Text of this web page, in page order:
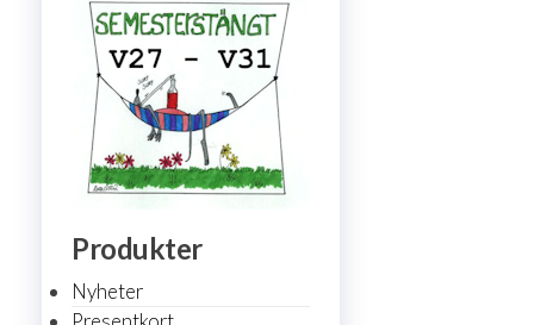
Produkter
Nyheter